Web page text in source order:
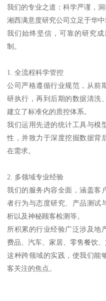
我们的专业之道：科学严谨，
湘西满意度研究公司立足于华
我们始终坚信，可靠的研究
制。
1. 全流程科学管控
公司严格遵循行业规范，从前
研执行，再到后期的数据清洗
建立了标准化的质控体系。
我们运用先进的统计工具与模
性，并致力于深度挖掘数据背
在需求。
2. 多领域专业经验
我们的服务内容全面，涵盖客
者行为与态度研究、产品测试
析以及神秘顾客检测等。
所积累的行业经验广泛涉及地
费品、汽车、家居、零售餐饮
这种跨领域的实践，使我们能
客关注的焦点。